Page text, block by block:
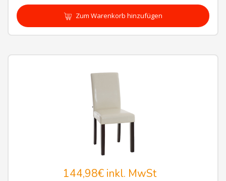
Zum Warenkorb hinzufügen
144,98€inkl. MwSt